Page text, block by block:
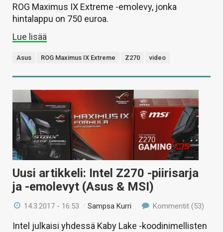
ROG Maximus IX Extreme -emolevy, jonka
hintalappu on 750 euroa.
Lue lisää
Asus ROG Maximus IX Extreme Z270 video
Uusi artikkeli: Intel Z270 -piirisarja
ja -emolevyt (Asus & MSI)
14.3.2017 - 16:53 /Sampsa Kurri Kommentit (53)
Intel julkaisi yhdessä Kaby Lake -koodinimellisten